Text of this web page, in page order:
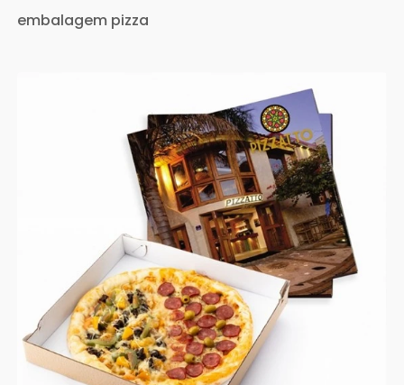
embalagem pizza